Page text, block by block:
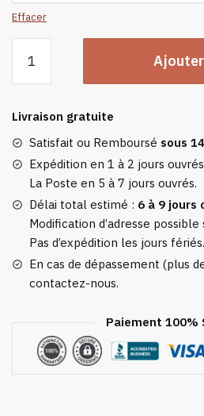
Effacer
Veste
Chauffante
Noir
Pour
Homme
Livraison gratuite
Satisfait ou Remboursé sous
Expédition en 1 à 2 jours
La Poste en 5 à 7 jours ouvrés.
Délai total estimé : 6 à 9 jours
Modification d’adresse possible
Pas d’expédition les jours fériés.
En cas de dépassement (plus
contactez-nous.
Paiement 100%